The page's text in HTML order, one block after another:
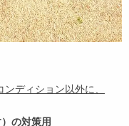
ンディション以外に、
の対策用